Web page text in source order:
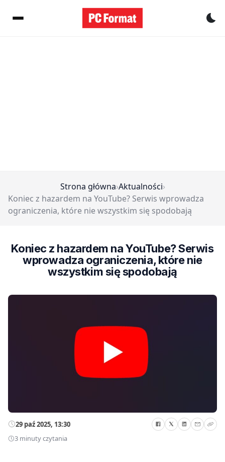
Strona główna›Aktualności›
Koniec z hazardem na YouTube? Serwis wprowadza
ograniczenia, które nie wszystkim się spodobają
Koniec z hazardem na YouTube? Serwis
wprowadza ograniczenia, które nie
wszystkim się spodobają
29 paź 2025, 13:30
3 minuty czytania